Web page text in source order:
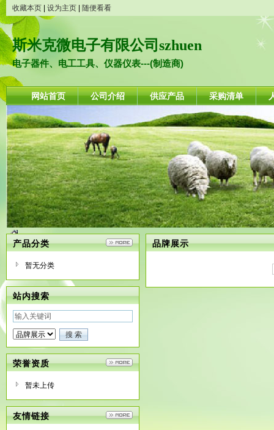
收藏本页 设为主页 随便看看
斯米克微电子有限公司szhuen
电子器件、电工工具、仪器仪表---(制造商)
网站首页 公司介绍 供应产品 采购清单
产品分类
暂无分类
站内搜索
荣誉资质
暂未上传
友情链接
品牌展示